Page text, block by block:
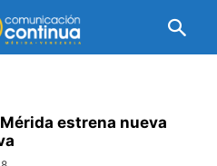
estrena nueva